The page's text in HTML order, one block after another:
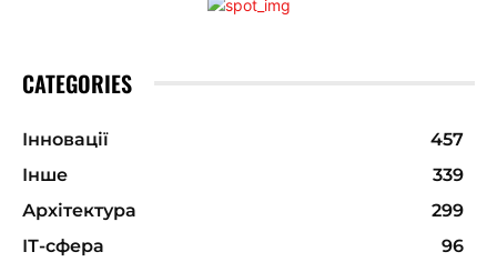
CATEGORIES
Інновації
457
Інше
339
Архітектура
299
ІТ-сфера
96